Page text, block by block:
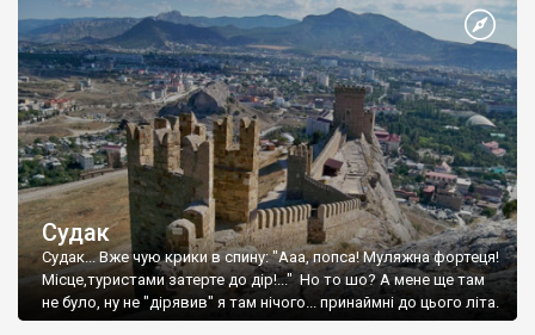
Судак
Судак... Вже чую крики в спину: "Ааа, попса! Муляжна фортеця!
Місце,туристами затерте до дір!..." Но то шо? А мене ще там
не було, ну не "дірявив" я там нічого... принаймні до цього літа.